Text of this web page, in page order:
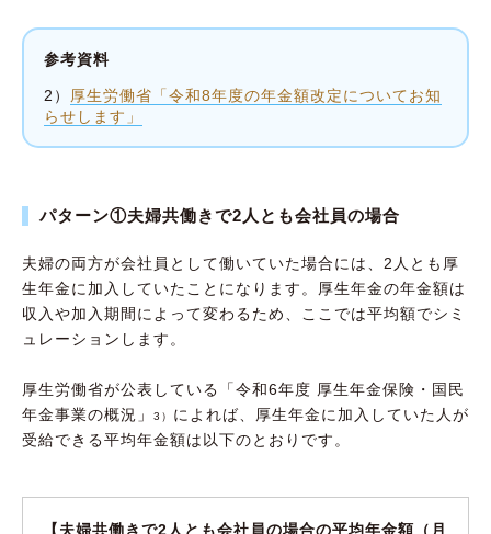
参考資料
2）
厚生労働省「令和8年度の年金額改定についてお知
らせします」
パターン①夫婦共働きで2人とも会社員の場合
夫婦の両方が会社員として働いていた場合には、2人とも厚
生年金に加入していたことになります。厚生年金の年金額は
収入や加入期間によって変わるため、ここでは平均額でシミ
ュレーションします。
厚生労働省が公表している「令和6年度 厚生年金保険・国民
年金事業の概況」
3） によれば、厚生年金に加入していた人が
受給できる平均年金額は以下のとおりです。
【夫婦共働きで2人とも会社員の場合の平均年金額（月